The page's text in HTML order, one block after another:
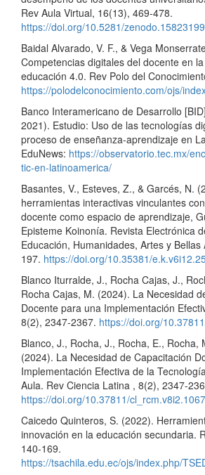
Rev Aula Virtual, 16(13), 469-478.
https://doi.org/10.5281/zenodo.15823199
Baidal Alvarado, V. F., & Vega
Competencias digitales del docente en
educación 4.0. Rev Polo del
https://polodelconocimiento.com/ojs/
Banco Interamericano de Desarrollo
2021). Estudio: Uso de las tecnologías
proceso de enseñanza-aprendizaje en
EduNews: https://observatorio.tec.mx/
tic-en-latinoamerica/
Basantes, V., Esteves, Z., & Garcés, N.
herramientas interactivas vinculantes
docente como espacio de aprendizaje,
Episteme Koinonía. Revista Electrónica
Educación, Humanidades, Artes y
197. https://doi.org/10.35381/
Blanco Iturralde, J., Rocha Cajas, J.,
Rocha Cajas, M. (2024). La Necesidad
Docente para una Implementación
8(2), 2347-2367. https://doi.org/
Blanco, J., Rocha, J., Rocha, E., Rocha,
(2024). La Necesidad de Capacitación
Implementación Efectiva de la
Aula. Rev Ciencia Latina , 8(2), 2347-
https://doi.org/10.37811/
Caicedo Quinteros, S. (2022).
innovación en la educación secundaria.
140-169.
https://tsachila.edu.ec/ojs/index.php/